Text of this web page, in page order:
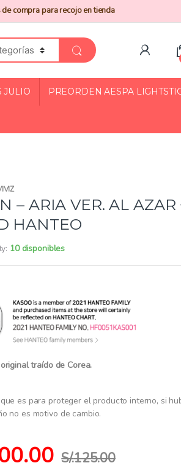
compra para recojo en tienda
JULIO PREORDEN AESPA
– ARIA VER. AL AZAR
HANTEO
10 disponibles
original traído de
es para proteger el producto interno, si
no es motivo de cambio.
S/.125.00